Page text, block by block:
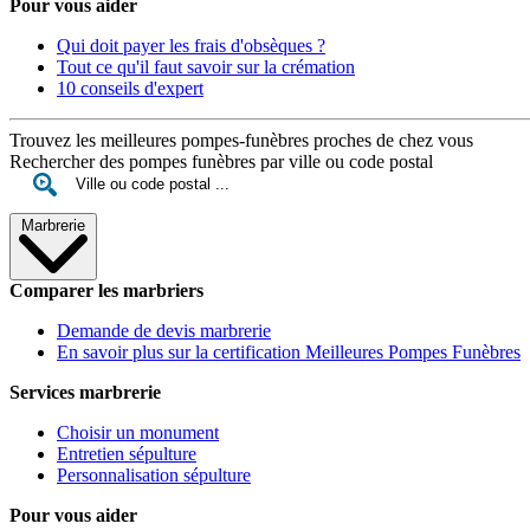
Pour vous aider
Qui doit payer les frais d'obsèques ?
Tout ce qu'il faut savoir sur la crémation
10 conseils d'expert
Trouvez les meilleures pompes-funèbres proches de chez vous
Rechercher des pompes funèbres par ville ou code postal
Marbrerie
Comparer les marbriers
Demande de devis marbrerie
En savoir plus sur la certification Meilleures Pompes Funèbres
Services marbrerie
Choisir un monument
Entretien sépulture
Personnalisation sépulture
Pour vous aider